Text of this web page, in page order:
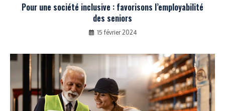
Pour une société inclusive : favorisons l’employabilité
des seniors
15 février 2024